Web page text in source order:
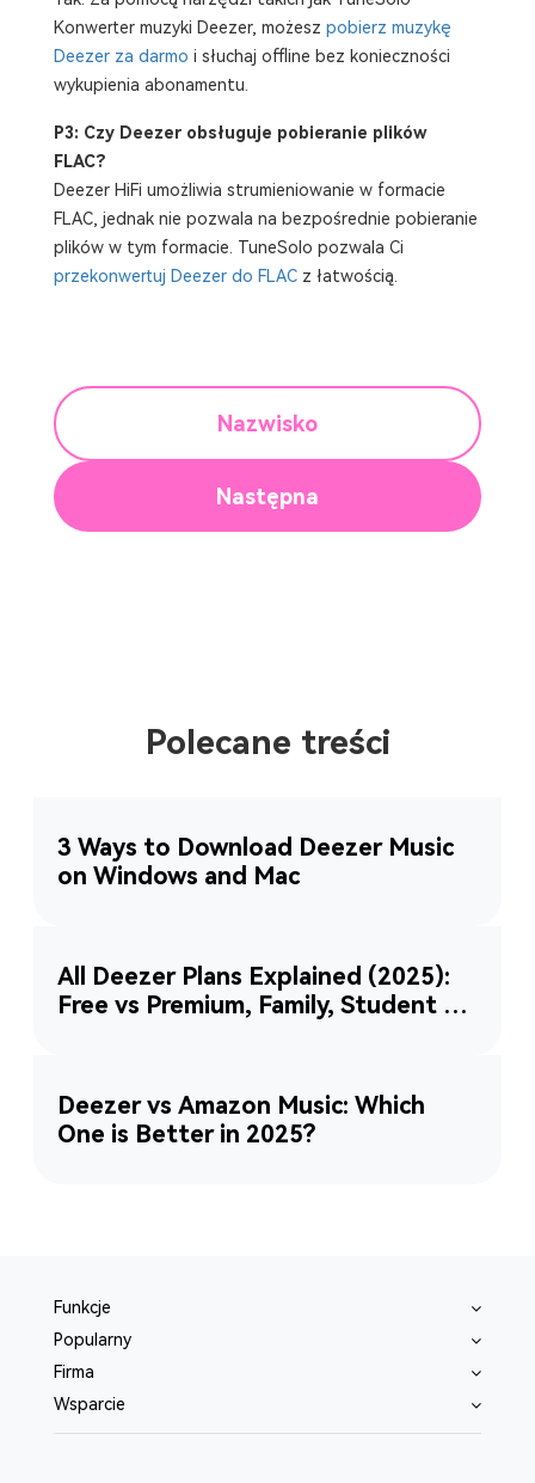
Konwerter muzyki Deezer, możesz pobierz muzykę
Deezer za darmo i słuchaj offline bez konieczności
wykupienia abonamentu.
P3: Czy Deezer obsługuje pobieranie plików
FLAC?
Deezer HiFi umożliwia strumieniowanie w formacie
FLAC, jednak nie pozwala na bezpośrednie pobieranie
plików w tym formacie. TuneSolo pozwala Ci
przekonwertuj Deezer do FLACz łatwością.
Nazwisko
Następna
Polecane treści
3 Ways to Download Deezer Music
on Windows and Mac
All Deezer Plans Explained (2025):
Free vs Premium, Family, Student &
Deezer vs Amazon Music: Which
One is Better in 2025?
Funkcje
Popularny
Firma
Wsparcie